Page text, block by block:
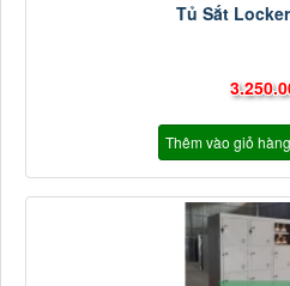
Tủ Sắt
Thêm vào giỏ hàng